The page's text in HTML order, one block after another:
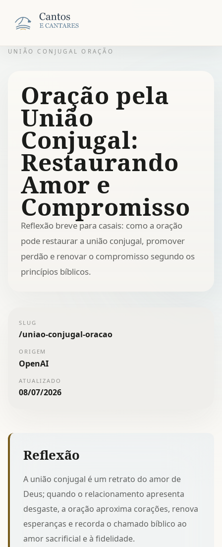
UNIÃO CONJUGAL ORAÇÃO
Oração pela
União
Conjugal:
Restaurando
Amor e
Compromisso
Reflexão breve para casais: como a oração
pode restaurar a união conjugal, promover
perdão e renovar o compromisso segundo os
princípios bíblicos.
SLUG
/uniao-conjugal-oracao
ORIGEM
OpenAI
ATUALIZADO
08/07/2026
Reflexão
A união conjugal é um retrato do amor de
Deus; quando o relacionamento apresenta
desgaste, a oração aproxima corações, renova
esperanças e recorda o chamado bíblico ao
amor sacrificial e à fidelidade.